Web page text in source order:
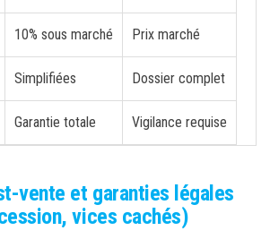
10% sous marché Prix marché
Simplifiées Dossier complet
Garantie totale Vigilance requise
vente et garanties légales
vices cachés)